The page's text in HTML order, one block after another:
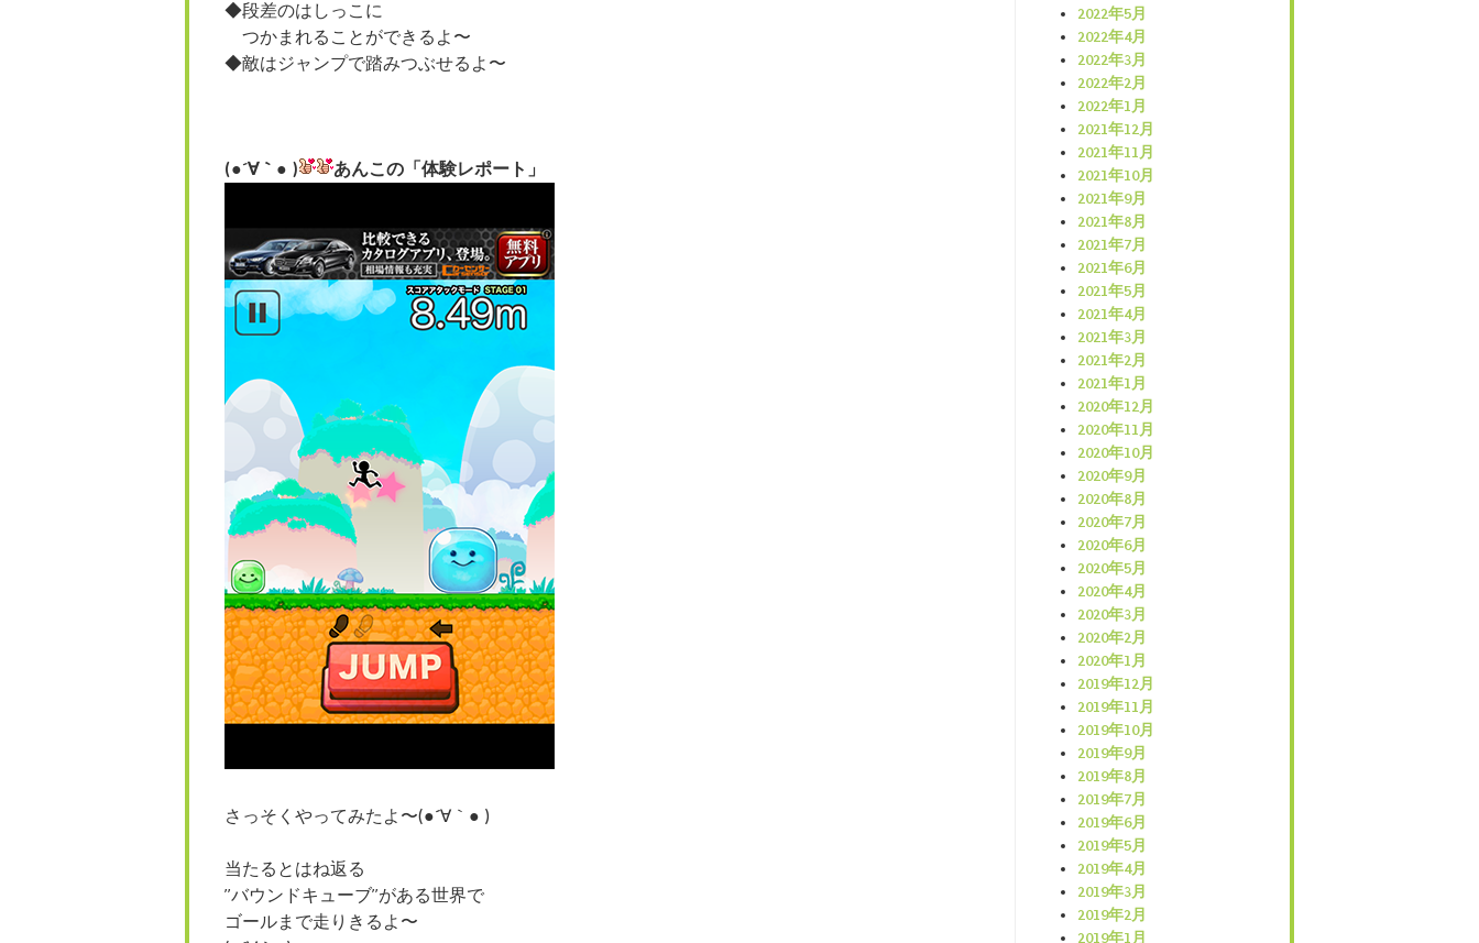
◆段差のはしっこに
つかまれることができるよ〜
◆敵はジャンプで踏みつぶせるよ〜
(●´∀｀● ) あんこの「体験レポート」
さっそくやってみたよ〜(●´∀｀● )
当たるとはね返る
”バウンドキューブ”がある世界で
ゴールまで走りきるよ〜
2022年5月
2022年4月
2022年3月
2022年2月
2022年1月
2021年12月
2021年11月
2021年10月
2021年9月
2021年8月
2021年7月
2021年6月
2021年5月
2021年4月
2021年3月
2021年2月
2021年1月
2020年12月
2020年11月
2020年10月
2020年9月
2020年8月
2020年7月
2020年6月
2020年5月
2020年4月
2020年3月
2020年2月
2020年1月
2019年12月
2019年11月
2019年10月
2019年9月
2019年8月
2019年7月
2019年6月
2019年5月
2019年4月
2019年3月
2019年2月
2019年1月